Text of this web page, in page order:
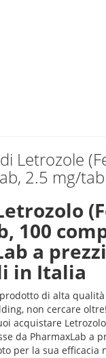
Letrozole
2.5 mg/tab
100
a prezzi
in Italia
di alta
non cercare
acquistare
da PharmaxLab a
per la sua efficacia